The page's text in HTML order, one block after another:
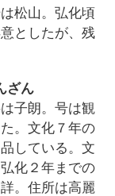
松山。弘化頃
としたが、残
ざん
子朗。号は観
。文化７年の
している。文
化２年までの
。住所は高麗